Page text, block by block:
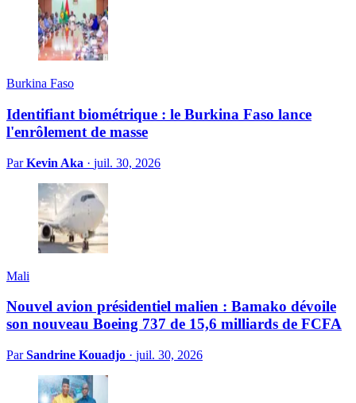
Burkina Faso
Identifiant biométrique : le Burkina Faso lance
l'enrôlement de masse
ParKevin Aka · juil. 30, 2026
Mali
Nouvel avion présidentiel malien : Bamako dévoile
son nouveau Boeing 737 de 15,6 milliards de FCFA
ParSandrine Kouadjo · juil. 30, 2026